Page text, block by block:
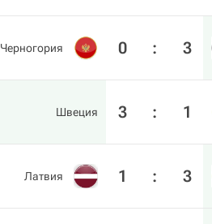
Черногория 0 : 3
Швеция 3 : 1
Латвия 1 : 3